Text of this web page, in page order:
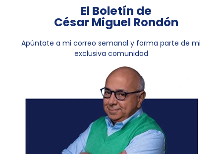
El Boletín de
César Miguel Rondón
Apúntate a mi correo semanal y forma parte de mi
exclusiva comunidad